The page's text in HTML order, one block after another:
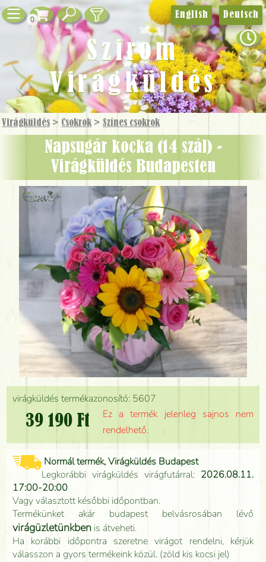
0
Virágküldés > Csokrok >Színes csokrok
napsugár kocka (14 szál) -
Virágküldés Budapesten
virágküldés termékazonosító: 5607
39 190 Ft
Ez a termék jelenleg sajnos nem
rendelhető.
Normál termék, Virágküldés Budapest
Legkorábbi virágküldés virágfutárral: 2026.08.11.
17:00-20:00
Vagy választott későbbi időpontban.
Termékünket akár budapest belvásrosában lévő
virágüzletünkben is átveheti.
Ha korábbi időpontra szeretne virágot rendelni, kérjük
válasszon a gyors termékeink közül. (zöld kis kocsi jel)
English Deutsch
Szirom
Virágküldés